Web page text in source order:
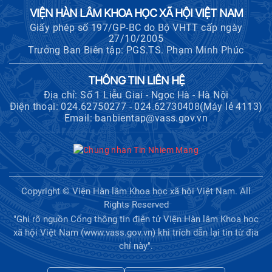
Hội thảo khoa học "Kinh tế Việt Nam
6 tháng đầu năm 2026: Thách thức,
động lực và triển vọng phát triển"
Hội nghị Ban Chỉ đạo về dữ liệu Viện
Hàn lâm Khoa học xã hội Việt Nam
Hội thảo quốc tế "Không gian phát
triển Việt Nam trong kỷ nguyên mới:
Định hướng chiến lược và lựa chọn
chính sách”
Khai quật công trường khai thác đá
xây dựng Thành Nhà Hồ ở núi An
Tôn
Thông báo bổ sung về việc tuyển
sinh đào tạo trình độ tiến sĩ đợt 1
VIỆN HÀN LÂM KHOA HỌC XÃ HỘI VIỆT NAM
Giấy phép số 197/GP-BC do Bộ VHTT cấp ngày
27/10/2005
Trưởng Ban Biên tập: PGS.TS. Phạm Minh Phúc
THÔNG TIN LIÊN HỆ
Địa chỉ: Số 1 Liễu Giai - Ngọc Hà - Hà Nội
Điện thoại: 024.62750277 - 024.62730408(Máy lẻ 4113)
Email: banbientap@vass.gov.vn
Copyright © Viện Hàn lâm Khoa học xã hội Việt Nam. All
Rights Reserved
"Ghi rõ nguồn Cổng thông tin điện tử Viện Hàn lâm Khoa học
xã hội Việt Nam (www.vass.gov.vn) khi trích dẫn lại tin từ địa
chỉ này".